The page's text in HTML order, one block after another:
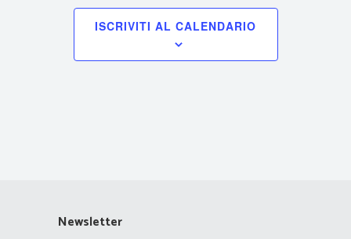
ISCRIVITI AL CALENDARIO
Newsletter